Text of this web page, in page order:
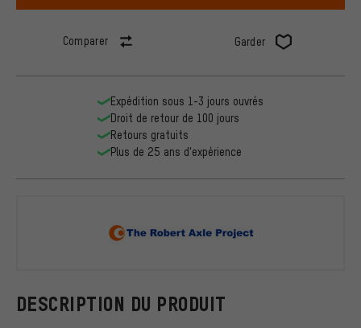
Comparer Garder
DESCRIPTION DU PRODUIT
Expédition sous 1-3 jours ouvrés
Droit de retour de 100 jours
Retours gratuits
Plus de 25 ans d'expérience
Robert